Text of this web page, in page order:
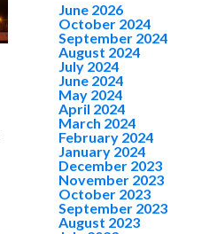
June 2026
October 2024
September 2024
August 2024
July 2024
June 2024
May 2024
April 2024
March 2024
February 2024
January 2024
December 2023
November 2023
October 2023
September 2023
August 2023